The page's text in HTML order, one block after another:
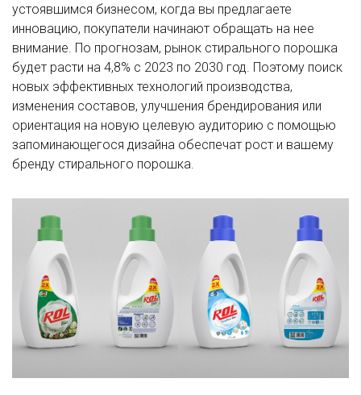
устоявшимся бизнесом, когда вы предлагаете
инновацию, покупатели начинают обращать на нее
внимание. По прогнозам, рынок стирального порошка
будет расти на 4,8% с 2023 по 2030 год. Поэтому поиск
новых эффективных технологий производства,
изменения составов, улучшения брендирования или
ориентация на новую целевую аудиторию с помощью
запоминающегося дизайна обеспечат рост и вашему
бренду стирального порошка.